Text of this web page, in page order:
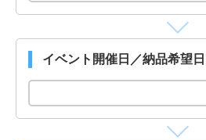
イベント開催日／納品希望日